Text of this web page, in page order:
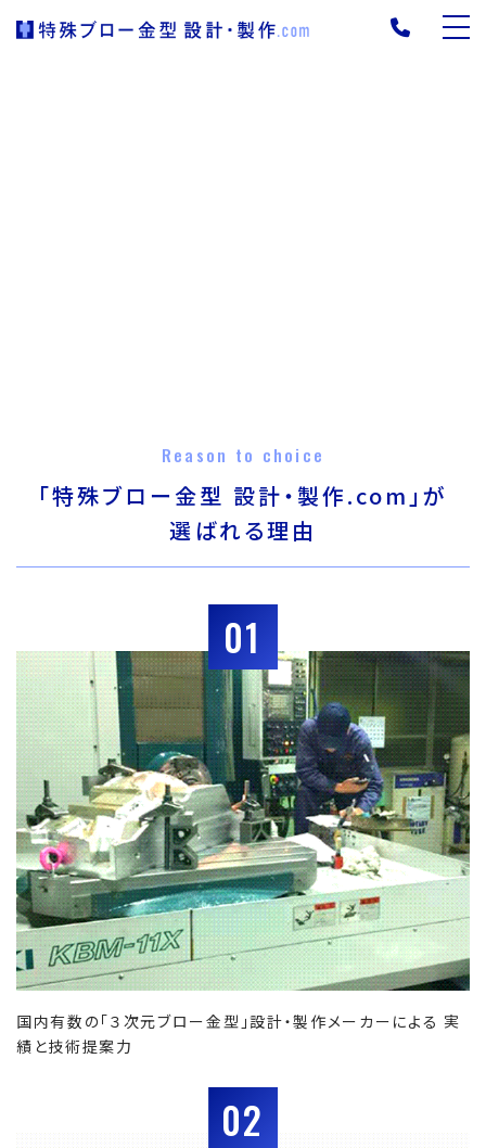
Reason to choice
「特殊ブロー金型 設計・製作.com」が
選ばれる理由
01
国内有数の「３次元ブロー金型」設計・製作メーカーによる 実
績と技術提案力
02